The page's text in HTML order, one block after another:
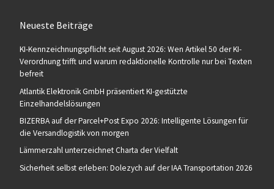
Neueste Beiträge
KI-Kennzeichnungspflicht seit August 2026: Wen Artikel 50 der KI-
Verordnung trifft und warum redaktionelle Kontrolle nur bei Texten
befreit
Atlantik Elektronik GmbH präsentiert KI-gestützte
Einzelhandelslösungen
BIZERBA auf der Parcel+Post Expo 2026: Intelligente Lösungen für
die Versandlogistik von morgen
Lämmerzahl unterzeichnet Charta der Vielfalt
Sicherheit selbst erleben: Dolezych auf der IAA Transportation 2026